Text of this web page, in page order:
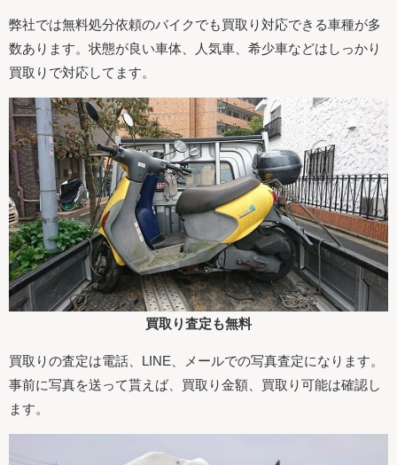
弊社では無料処分依頼のバイクでも買取り対応できる車種が多
数あります。状態が良い車体、人気車、希少車などはしっかり
買取りで対応してます。
買取り査定も無料
買取りの査定は電話、LINE、メールでの写真査定になります。
事前に写真を送って貰えば、買取り金額、買取り可能は確認し
ます。